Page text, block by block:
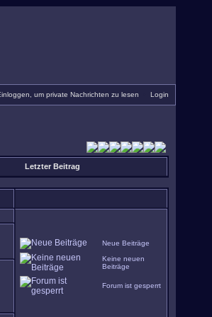
um private Nachrichten zu lesen Login
Letzter Beitrag
Neue Beiträge
Keine neuen
Beiträge
Forum ist gesperrt